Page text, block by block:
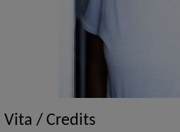
Vita / Credits